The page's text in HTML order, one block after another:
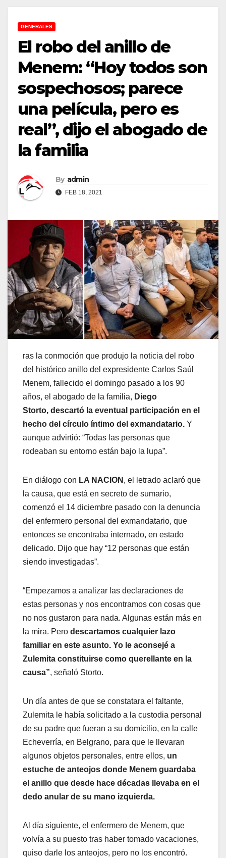
GENERALES
El robo del anillo de
Menem: “Hoy todos son
sospechosos; parece
una película, pero es
real”, dijo el abogado de
la familia
By admin
FEB 18, 2021
ras la conmoción que produjo la noticia del robo
del histórico anillo del expresidente Carlos Saúl
Menem, fallecido el domingo pasado a los 90
años, el abogado de la familia, Diego
Storto, descartó la eventual participación en el
hecho del círculo íntimo del exmandatario. Y
aunque advirtió: “Todas las personas que
rodeaban su entorno están bajo la lupa”.
En diálogo con LA NACION , el letrado aclaró que
la causa, que está en secreto de sumario,
comenzó el 14 diciembre pasado con la denuncia
del enfermero personal del exmandatario, que
entonces se encontraba internado, en estado
delicado. Dijo que hay “12 personas que están
siendo investigadas”.
“Empezamos a analizar las declaraciones de
estas personas y nos encontramos con cosas que
no nos gustaron para nada. Algunas están más en
la mira. Pero descartamos cualquier lazo
familiar en este asunto. Yo le aconsejé a
Zulemita constituirse como querellante en la
causa”, señaló Storto.
Un día antes de que se constatara el faltante,
Zulemita le había solicitado a la custodia personal
de su padre que fueran a su domicilio, en la calle
Echeverría, en Belgrano, para que le llevaran
algunos objetos personales, entre ellos, un
estuche de anteojos donde Menem guardaba
el anillo que desde hace décadas llevaba en el
dedo anular de su mano izquierda.
Al día siguiente, el enfermero de Menem, que
volvía a su puesto tras haber tomado vacaciones,
quiso darle los anteojos, pero no los encontró.